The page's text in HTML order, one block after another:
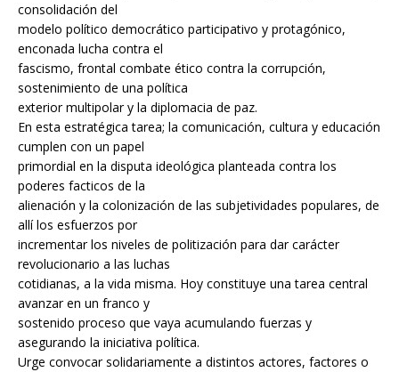
consolidación del
modelo político democrático participativo y protagónico,
enconada lucha contra el
fascismo, frontal combate ético contra la corrupción,
sostenimiento de una política
exterior multipolar y la diplomacia de paz.
En esta estratégica tarea; la comunicación, cultura y educación
cumplen con un papel
primordial en la disputa ideológica planteada contra los
poderes facticos de la
alienación y la colonización de las subjetividades populares, de
allí los esfuerzos por
incrementar los niveles de politización para dar carácter
revolucionario a las luchas
cotidianas, a la vida misma. Hoy constituye una tarea central
avanzar en un franco y
sostenido proceso que vaya acumulando fuerzas y
asegurando la iniciativa política.
Urge convocar solidariamente a distintos actores, factores o